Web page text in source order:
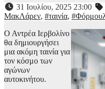
31 Ιουλίου, 2025 23:00
ΜακΛάρεν, #ταινία,
Ο Αντρέα Ιερβολίνο
θα δημιουργήσει
μια ακόμη ταινία για
τον κόσμο των
αγώνων
αυτοκινήτου.